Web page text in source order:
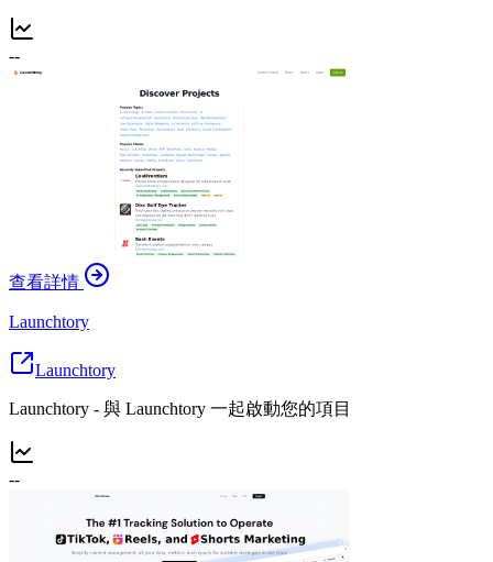
--
查看詳情
Launchtory
Launchtory
Launchtory - 與 Launchtory 一起啟動您的項目
--